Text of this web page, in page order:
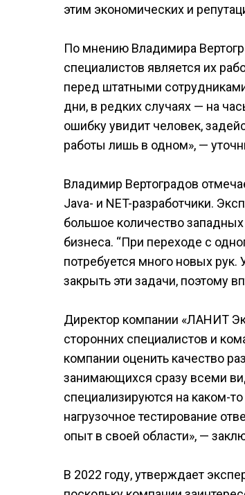
этим экономических и
По мнению Владимира
специалистов является их
перед штатными
дни, в редких случаях — на
ошибку увидит человек,
работы лишь в одном», —
Владимир Вертоградов
Java- и NET-разработчики.
большое количество
бизнеса. “При переходе с
потребуется много новых
закрыть эти задачи, поэтому
Директор компании «ЛАНИТ
сторонних специалистов и
компании оценить качество
занимающихся сразу всеми
специализируются на каком-
нагрузочное тестирование
опыт в своей области», —
В 2022 году, утверждает